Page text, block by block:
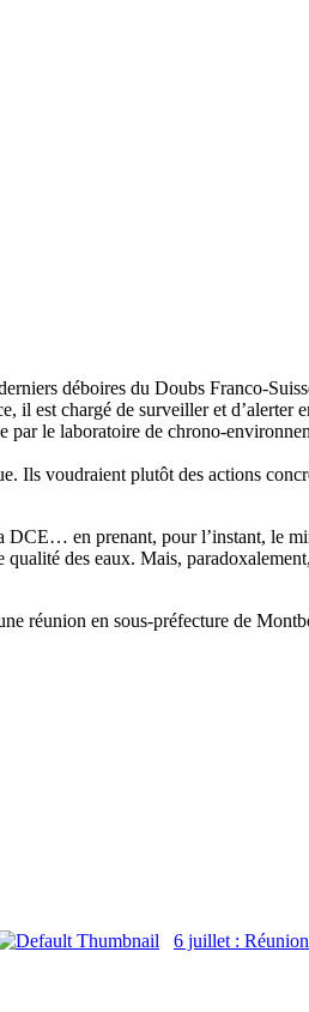
déboires du Doubs Franco-
il est chargé de surveiller et d’alerter
le laboratoire de chrono-
Ils voudraient plutôt des actions
en prenant, pour l’instant, le
des eaux. Mais,
réunion en sous-préfecture de
6 juillet : Réunion